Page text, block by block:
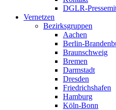
DGLR-
Vernetzen
Bezirksgruppen
Aachen
Berlin-
Braunschweig
Bremen
Darmstadt
Dresden
Friedrichshafen
Hamburg
Köln-Bonn